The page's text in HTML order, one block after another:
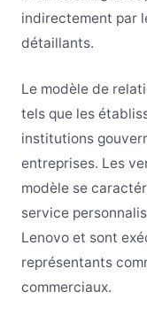
indirectement par
détaillants.
Le modèle de
tels que les
institutions
entreprises. Les
modèle se
service
Lenovo et sont
représentants
commerciaux.